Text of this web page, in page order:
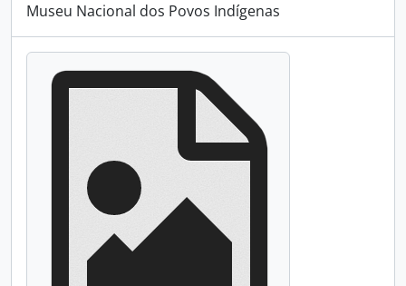
Museu Nacional dos Povos Indígenas